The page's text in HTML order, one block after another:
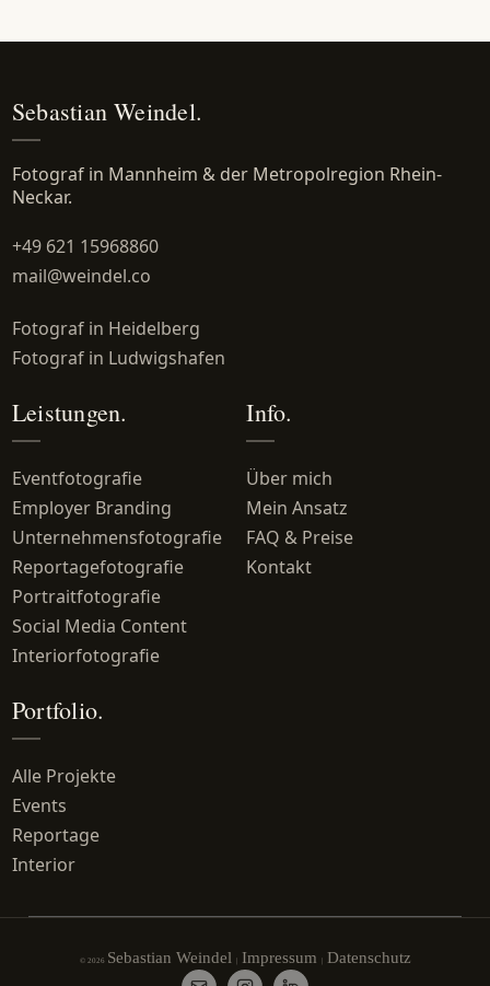
Sebastian Weindel.
Fotograf in Mannheim & der Metropolregion Rhein-
Neckar.
+49 621 15968860
mail@weindel.co
Fotograf in Heidelberg
Fotograf in Ludwigshafen
Leistungen.
Eventfotografie
Employer Branding
Unternehmensfotografie
Reportagefotografie
Portraitfotografie
Social Media Content
Interiorfotografie
Info.
Über mich
Mein Ansatz
FAQ & Preise
Kontakt
Portfolio.
Alle Projekte
Events
Reportage
Interior
© 2026 Sebastian Weindel| Impressum | Datenschutz